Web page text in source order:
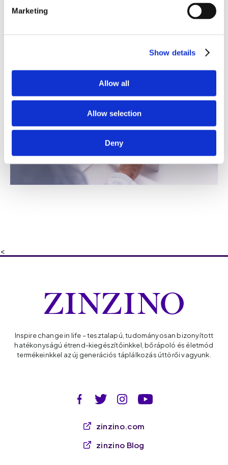
Marketing
Show details
Allow all
Allow selection
Deny
haladást, illetve számszerűsíthetjük a javulást az
anyagcsere és a mikrobiom szintjén is.
<
Inspire change in life – tesztalapú, tudományosan bizonyított
hatékonyságú étrend-kiegészítőinkkel, bőrápoló és életmód
termékeinkkel az új generációs táplálkozás úttörői vagyunk.
zinzino.com
zinzino Blog